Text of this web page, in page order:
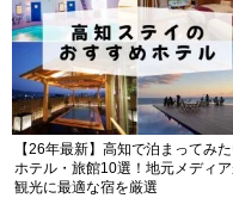
【26年最新】高知で泊まってみ
ホテル・旅館10選！地元メディ
観光に最適な宿を厳選